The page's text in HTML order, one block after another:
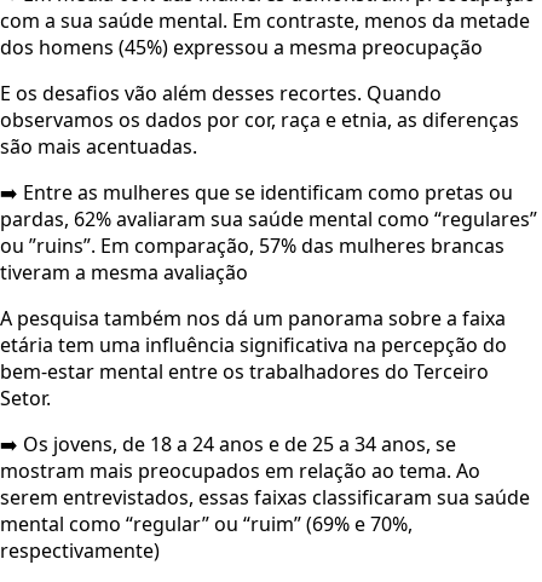
com a sua saúde mental. Em contraste, menos da metade
dos homens (45%) expressou a mesma preocupação
E os desafios vão além desses recortes. Quando
observamos os dados por cor, raça e etnia, as diferenças
são mais acentuadas.
➡️ Entre as mulheres que se identificam como pretas ou
pardas, 62% avaliaram sua saúde mental como “regulares”
ou ”ruins”. Em comparação, 57% das mulheres brancas
tiveram a mesma avaliação
A pesquisa também nos dá um panorama sobre a faixa
etária tem uma influência significativa na percepção do
bem-estar mental entre os trabalhadores do Terceiro
Setor.
➡️ Os jovens, de 18 a 24 anos e de 25 a 34 anos, se
mostram mais preocupados em relação ao tema. Ao
serem entrevistados, essas faixas classificaram sua saúde
mental como “regular” ou “ruim” (69% e 70%,
respectivamente)